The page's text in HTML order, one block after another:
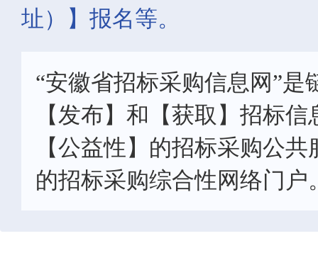
址）】报名等。
“安徽省招标采购信息网”
【发布】和【获取】招标
【公益性】的招标采购公
的招标采购综合性网络门户